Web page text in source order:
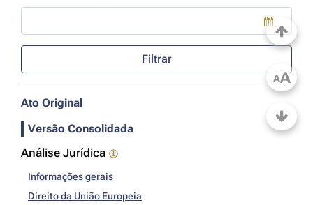
Use a tecla de seta para baixo para abrir o calendário; Use as
Filtrar
Ato Original
Versão Consolidada
Análise Jurídica
Informações gerais
Direito da União Europeia
AA